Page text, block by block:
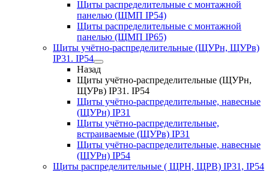
Щиты распределительные с монтажной
панелью (ЩМП IP54)
Щиты распределительные с монтажной
панелью (ЩМП IP65)
Щиты учётно-распределительные (ЩУРн, ЩУРв)
IP31. IP54
Назад
Щиты учётно-распределительные (ЩУРн,
ЩУРв) IP31. IP54
Щиты учётно-распределительные, навесные
(ЩУРн) IP31
Щиты учётно-распределительные,
встраиваемые (ЩУРв) IP31
Щиты учётно-распределительные, навесные
(ЩУРн) IP54
Щиты распределительные ( ЩРН, ЩРВ) IP31, IP54